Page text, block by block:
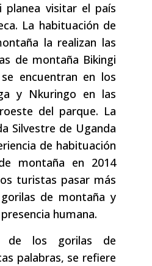
planea visitar el país
La habituación de
la realizan las
de montaña Bikingi
encuentran en los
y Nkuringo en las
del parque. La
Silvestre de Uganda
de habituación
montaña en 2014
turistas pasar más
de montaña y
humana.
de los gorilas de
palabras, se refiere